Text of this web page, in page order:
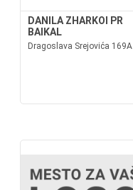
DANILA ZHARKOI PR
BAIKAL
Dragoslava Srejovića 169A